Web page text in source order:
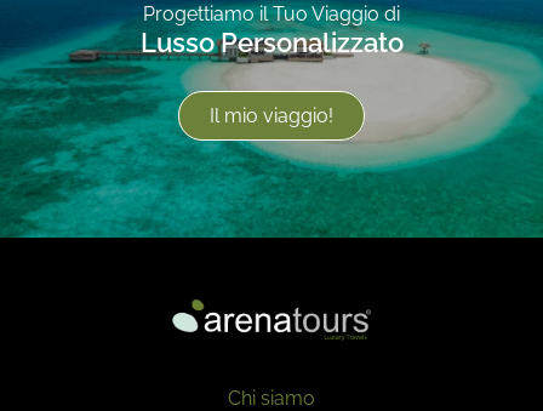
Progettiamo il Tuo Viaggio di
Lusso Personalizzato
Il mio viaggio!
Chi siamo